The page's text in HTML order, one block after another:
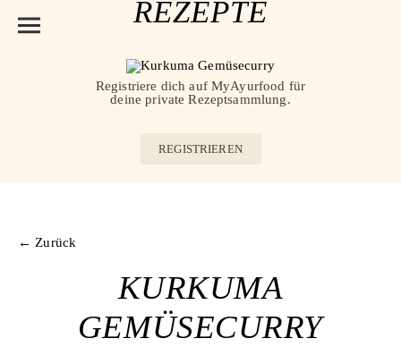
REZEPTE
Registriere dich auf MyAyurfood für
deine private Rezeptsammlung.
REGISTRIEREN
← Zurück
KURKUMA
GEMÜSECURRY